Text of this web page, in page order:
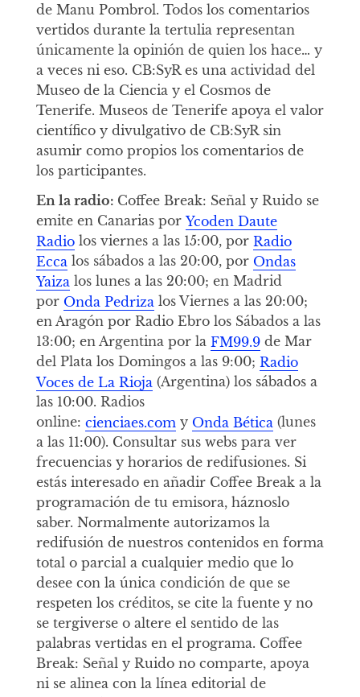
de Manu Pombrol. Todos los comentarios
vertidos durante la tertulia representan
únicamente la opinión de quien los hace… y
a veces ni eso. CB:SyR es una actividad del
Museo de la Ciencia y el Cosmos de
Tenerife. Museos de Tenerife apoya el valor
científico y divulgativo de CB:SyR sin
asumir como propios los comentarios de
los participantes.
En la radio: Coffee Break: Señal y Ruido se
emite en Canarias por Ycoden Daute
Radiolos viernes a las 15:00, por Radio
Ecca los sábados a las 20:00, por Ondas
Yaiza los lunes a las 20:00; en Madrid
por Onda Pedriza los Viernes a las 20:00;
en Aragón por Radio Ebro los Sábados a las
13:00; en Argentina por la FM99.9de Mar
del Plata los Domingos a las 9:00; Radio
Voces de La Rioja (Argentina) los sábados a
las 10:00. Radios
online: cienciaes.com y Onda Bética (lunes
a las 11:00). Consultar sus webs para ver
frecuencias y horarios de redifusiones. Si
estás interesado en añadir Coffee Break a la
programación de tu emisora, háznoslo
saber. Normalmente autorizamos la
redifusión de nuestros contenidos en forma
total o parcial a cualquier medio que lo
desee con la única condición de que se
respeten los créditos, se cite la fuente y no
se tergiverse o altere el sentido de las
palabras vertidas en el programa. Coffee
Break: Señal y Ruido no comparte, apoya
ni se alinea con la línea editorial de